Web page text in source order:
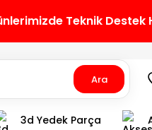
Teknik Destek
Ara
3d Yedek Parça